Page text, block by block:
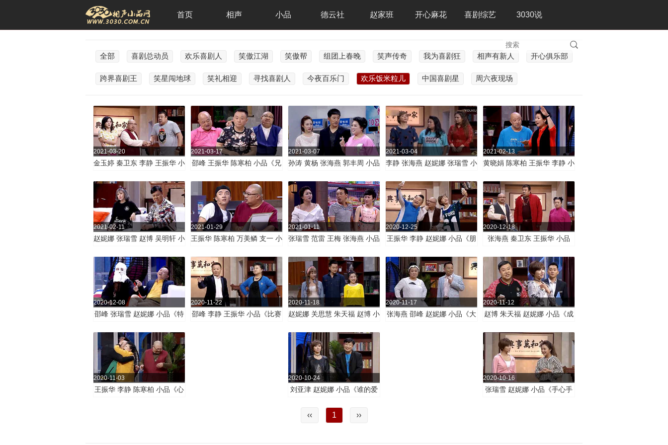
首页 相声 小品 德云社 赵家班 开心麻花 喜剧综艺 3030说
全部 喜剧总动员 欢乐喜剧人 笑傲江湖 笑傲帮 组团上春晚 笑声传奇 我为喜剧狂 相声有新人 开心俱乐部
跨界喜剧王 笑星闯地球 笑礼相迎 寻找喜剧人 今夜百乐门 欢乐饭米粒儿 中国喜剧星 周六夜现场
金玉婷 秦卫东 李静 王振华 小
2021-03-20
邵峰 王振华 陈寒柏 小品《兄
2021-03-17
孙涛 黄杨 张海燕 郭丰周 小品
2021-03-07
李静 张海燕 赵妮娜 张瑞雪 小
2021-03-04
黄晓娟 陈寒柏 王振华 李静 小
2021-02-13
赵妮娜 张瑞雪 赵博 吴明轩 小
2021-02-11
王振华 陈寒柏 万美鳞 支一 小
2021-01-29
张瑞雪 范雷 王梅 张海燕 小品
2021-01-11
王振华 李静 赵妮娜 小品《朋
2020-12-25
张海燕 秦卫东 王振华 小品
2020-12-18
邵峰 张瑞雪 赵妮娜 小品《特
2020-12-08
邵峰 李静 王振华 小品《比赛
2020-11-22
赵妮娜 关思慧 朱天福 赵博 小
2020-11-18
张海燕 邵峰 赵妮娜 小品《大
2020-11-17
赵博 朱天福 赵妮娜 小品《成
2020-11-12
王振华 李静 陈寒柏 小品《心
2020-11-03
刘亚津 赵妮娜 小品《谁的爱
2020-10-24
张瑞雪 赵妮娜 小品《手心手
2020-10-16
‹‹ 1 ››